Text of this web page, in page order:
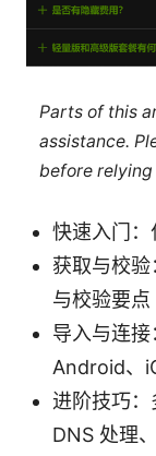
Parts of this
assistance.
before relying
快速入门
获取与校
与校验要点
导入与连
Android、
进阶技巧：
DNS 处理